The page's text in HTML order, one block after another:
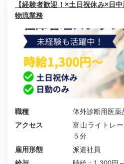
【経験者歓迎！×土日祝休み×日
物流業務
職種
体外診断用医薬
アクセス
富山ライトレ
５分
雇用形態
派遣社員